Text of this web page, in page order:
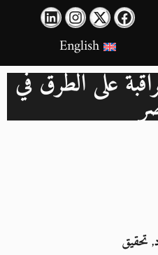
English
على الطرق في
,تحقيق